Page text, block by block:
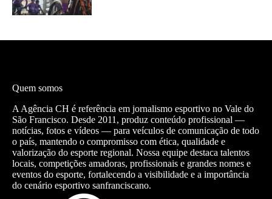
Quem somos
A Agência CH é referência em jornalismo esportivo no Vale do
São Francisco. Desde 2011, produz conteúdo profissional —
notícias, fotos e vídeos — para veículos de comunicação de todo
o país, mantendo o compromisso com ética, qualidade e
valorização do esporte regional. Nossa equipe destaca talentos
locais, competições amadoras, profissionais e grandes nomes e
eventos do esporte, fortalecendo a visibilidade e a importância
do cenário esportivo sanfranciscano.